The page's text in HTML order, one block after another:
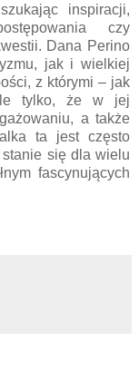
inspiracji,
czy
Dana Perino
jak i wielkiej
z którymi – jak
tylko, że w jej
a także
ta jest często
się dla wielu
fascynujących